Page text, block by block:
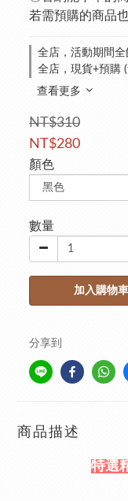
若需預購的商品
全店，活動期間
全店，現貨+預購
查看更多
NT$310
NT$280
顏色
數量
加入購物車
分享到
商品描述
特選